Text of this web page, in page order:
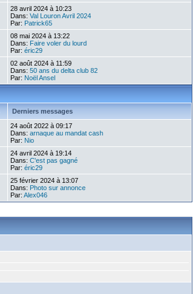
28 avril 2024 à 10:23
Dans: Val Louron Avril 2024
Par: Patrick65
08 mai 2024 à 13:22
Dans: Faire voler du lourd
Par: éric29
02 août 2024 à 11:59
Dans: 50 ans du delta club 82
Par: Noël Ansel
Derniers messages
24 août 2022 à 09:17
Dans: arnaque au mandat cash
Par: Nio
24 avril 2024 à 19:14
Dans: C'est pas gagné
Par: éric29
25 février 2024 à 13:07
Dans: Photo sur annonce
Par: Alex046